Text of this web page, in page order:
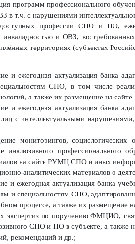
сопровождения
образования;
семинаров по
и ОВЗ;
опытом между
программ
и ОВЗ в т.ч. с нарушениями
доступных профессий СПО
с инвалидностью и ОВЗ,
территориях
и ежегодная актуализация
и специальностям СПО, в том
технологий, а также их
и ежегодная актуализация
для лиц с интеллектуальными
мониторингов,
инклюзивного
на сайте РУМЦ СПО и